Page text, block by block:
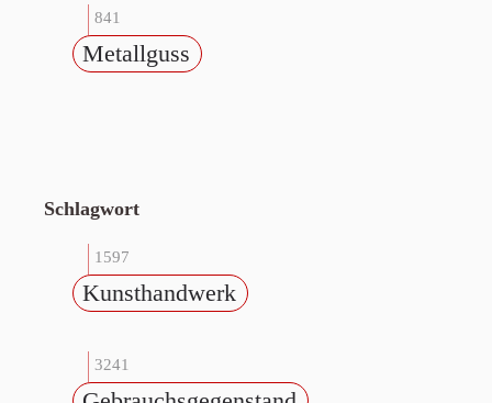
841
Metallguss
Schlagwort
1597
Kunsthandwerk
3241